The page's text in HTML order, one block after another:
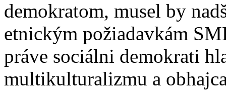
demokratom, musel by
etnickým požiadavkám
práve sociálni demokrati
multikulturalizmu a